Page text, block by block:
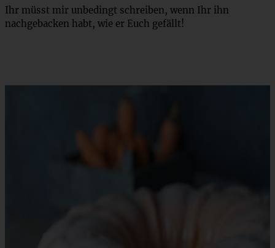
Ihr müsst mir unbedingt schreiben, wenn Ihr ihn
nachgebacken habt, wie er Euch gefällt!